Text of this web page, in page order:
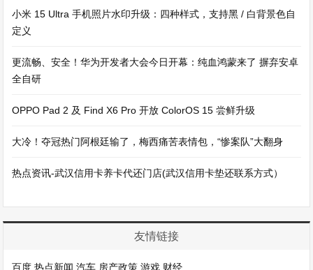
小米 15 Ultra 手机照片水印升级：四种样式，支持黑 / 白背景色自
定义
更流畅、安全！华为开发者大会今日开幕：纯血鸿蒙来了 摒弃安卓
全自研
OPPO Pad 2 及 Find X6 Pro 开放 ColorOS 15 尝鲜升级
大冷！夺冠热门阿根廷输了，梅西痛苦表情包，“惨案队”大翻身
热点资讯-武汉信用卡养卡代还门店(武汉信用卡垫还联系方式）
友情链接
百度 热点新闻 汽车 房产政策 游戏 财经